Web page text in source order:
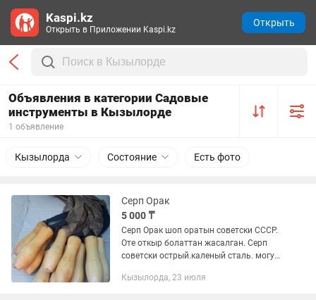
Объявления в категории Садовые
инструменты в Кызылорде
1 объявление
Кызылорда Состояние Есть фото
Серп Орак
5 000 ₸
Серп Орак шоп оратын советски СССР.
Оте откыр болаттан жасалган. Серп
советски острый.каленый сталь. могу
Кызылорда, 23 июля
Kaspi.kz
Открыть в Приложении Kaspi.kz
Открыть